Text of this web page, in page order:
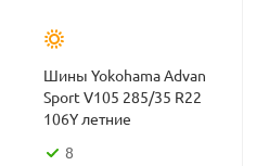
Шины Yokohama Advan
Sport V105 285/35 R22
106Y летние
8